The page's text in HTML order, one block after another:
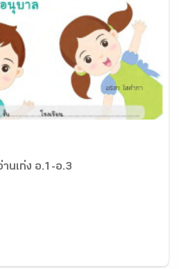
นเก่ง อ.1-อ.3